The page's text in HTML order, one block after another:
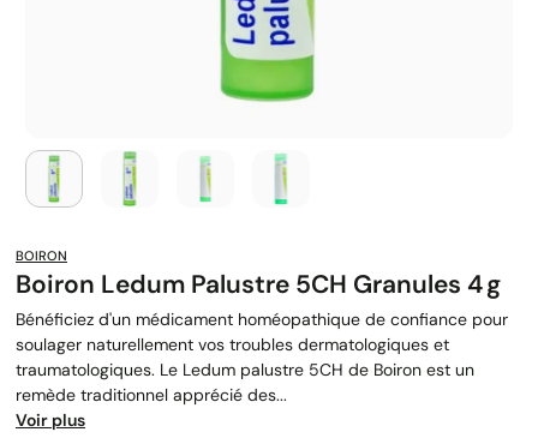
BOIRON
Boiron Ledum Palustre 5CH Granules 4 G
Bénéficiez d'un médicament homéopathique de confiance pour
soulager naturellement vos troubles dermatologiques et
traumatologiques. Le Ledum palustre 5CH de Boiron est un
remède traditionnel apprécié des...
Voir plus